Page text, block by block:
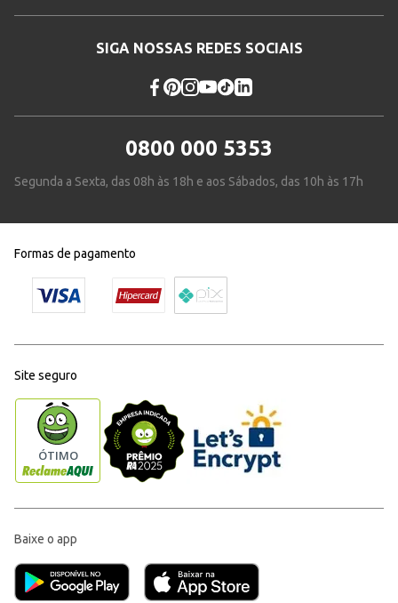
SIGA NOSSAS REDES SOCIAIS
0800 000 5353
Segunda a Sexta, das 08h às 18h e aos Sábados, das 10h às 17h
Formas de pagamento
Site seguro
Baixe o app